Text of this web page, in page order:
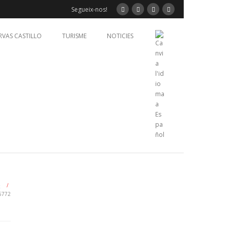
Segueix-nos!
CASTILLO TURISME NOTICIES
/